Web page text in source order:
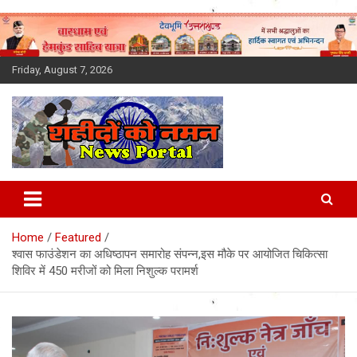
Skip
to
content
Friday, August 7, 2026
Latest News Today, Breaking
News, Uttarakhand News in
Hindi
Home
Featured
श्वास फाउंडेशन का अधिष्ठापन समारोह संपन्न,इस मौके पर आयोजित चिकित्सा
शिविर में 450 मरीजों को मिला निशुल्क परामर्श